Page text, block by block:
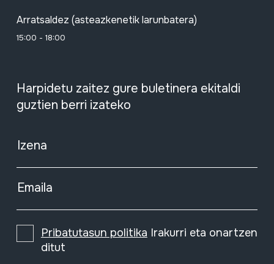
Arratsaldez (asteazkenetik larunbatera)
15:00 - 18:00
Harpidetu zaitez gure buletinera ekitaldi
guztien berri izateko
Izena
Emaila
Pribatutasun politika Irakurri eta onartzen
ditut